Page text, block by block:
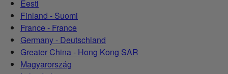
Eesti
Finland - Suomi
France - France
Germany - Deutschland
Greater China - Hong Kong SAR
Magyarország